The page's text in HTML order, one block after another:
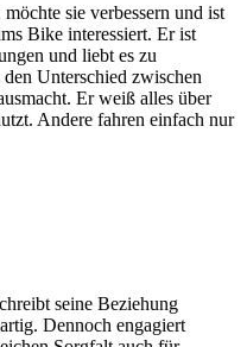
sie verbessern und ist
Bike interessiert. Er ist
und liebt es zu
Unterschied zwischen
Er weiß alles über
Andere fahren einfach nur
seine Beziehung
Dennoch engagiert